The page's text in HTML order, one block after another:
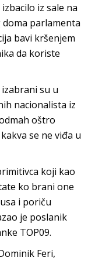
iz sale na
parlamenta
bavi kršenjem
da koriste
su u
nacionalista iz
oštro
se ne viđa u
koji kao
ko brani one
i poriču
je poslanik
TOP09.
Feri,